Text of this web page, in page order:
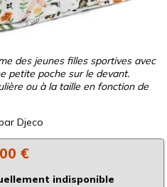
des jeunes filles sportives avec
petite poche sur le devant.
ou à la taille en fonction de
Djeco
€
indisponible